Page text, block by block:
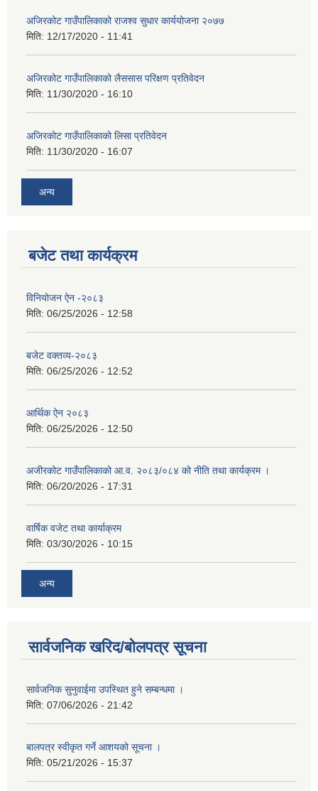
अजिरकोट गाउँपालिकाको राजश्व सुधार कार्ययोजना २०७७
मिति: 12/17/2020 - 11:41
अजिरकोट गाउँपालिकाको लैससास परिक्षण प्रतिवेदन
मिति: 11/30/2020 - 16:10
अजिरकोट गाउँपालिकाको लिसा प्रतिवेदन
मिति: 11/30/2020 - 16:07
अन्य
बजेट तथा कार्यक्रम
विनियोजन ऐन -२०८३
मिति: 06/25/2026 - 12:58
बजेट वक्तव्य-२०८३
मिति: 06/25/2026 - 12:52
आर्थिक ऐन २०८३
मिति: 06/25/2026 - 12:50
अजीरकोट गाउँपालिकाको आ.व. २०८३/०८४ को नीति तथा कार्यक्रम ।
मिति: 06/20/2026 - 17:31
वार्षिक वजेट तथा कार्याक्रम
मिति: 03/30/2026 - 10:15
अन्य
सार्वजनिक खरिद/बोलपत्र सूचना
सार्वजनिक सुनुवाईमा उपस्थित हुने सम्बन्धमा ।
मिति: 07/06/2026 - 21:42
बालपत्र स्वीकृत गर्ने आशयको सूचना ।
मिति: 05/21/2026 - 15:37